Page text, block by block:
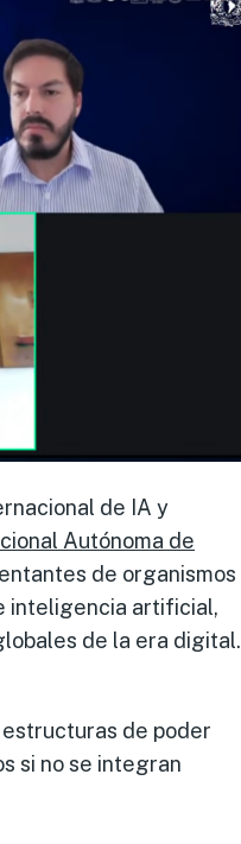
de IA y
Autónoma de
de organismos
inteligencia artificial,
de la era digital.
de poder
si no se integran